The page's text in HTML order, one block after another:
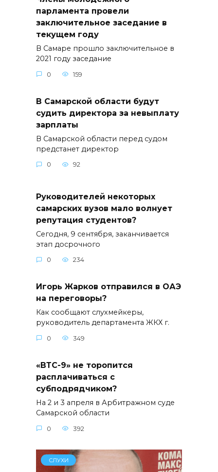
парламента провели
заключительное заседание в
текущем году
В Самаре прошло заключительное в
2021 году заседание
0 159
В Самарской области будут
судить директора за невыплату
зарплаты
В Самарской области перед судом
предстанет директор
0 92
Руководителей некоторых
самарских вузов мало волнует
репутация студентов?
Сегодня, 9 сентября, заканчивается
этап досрочного
0 234
Игорь Жарков отправился в ОАЭ
на переговоры?
Как сообщают слухмейкеры,
руководитель департамента ЖКХ г.
0 349
«ВТС-9» не торопится
расплачиваться с
субподрядчиком?
На 2 и 3 апреля в Арбитражном суде
Самарской области
0 392
СЛУХИ